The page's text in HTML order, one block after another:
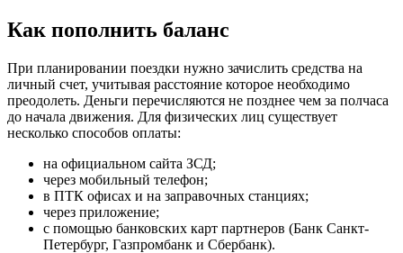
Как пополнить баланс
При планировании поездки нужно зачислить средства на
личный счет, учитывая расстояние которое необходимо
преодолеть. Деньги перечисляются не позднее чем за полчаса
до начала движения. Для физических лиц существует
несколько способов оплаты:
на официальном сайта ЗСД;
через мобильный телефон;
в ПТК офисах и на заправочных станциях;
через приложение;
с помощью банковских карт партнеров (Банк Санкт-
Петербург, Газпромбанк и Сбербанк).